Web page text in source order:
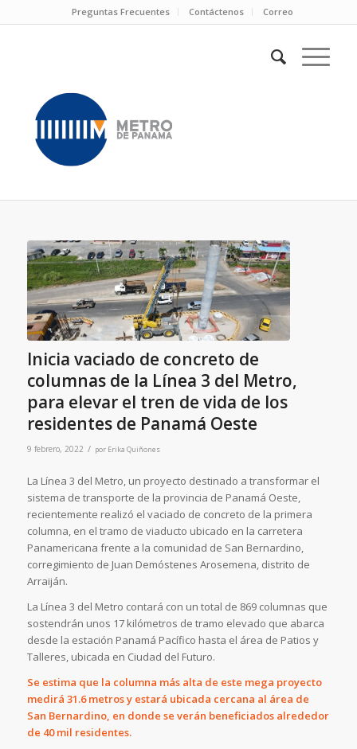
Preguntas Frecuentes Contáctenos Correo
Inicia vaciado de concreto de
columnas de la Línea 3 del Metro,
para elevar el tren de vida de los
residentes de Panamá Oeste
9 febrero, 2022 / por Erika Quiñones
La Línea 3 del Metro, un proyecto destinado a transformar el
sistema de transporte de la provincia de Panamá Oeste,
recientemente realizó el vaciado de concreto de la primera
columna, en el tramo de viaducto ubicado en la carretera
Panamericana frente a la comunidad de San Bernardino,
corregimiento de Juan Demóstenes Arosemena, distrito de
Arraiján.
La Línea 3 del Metro contará con un total de 869 columnas que
sostendrán unos 17 kilómetros de tramo elevado que abarca
desde la estación Panamá Pacífico hasta el área de Patios y
Talleres, ubicada en Ciudad del Futuro.
Se estima que la columna más alta de este mega proyecto
medirá 31.6 metros y estará ubicada cercana al área de
San Bernardino, en donde se verán beneficiados alrededor
de 40 mil residentes.